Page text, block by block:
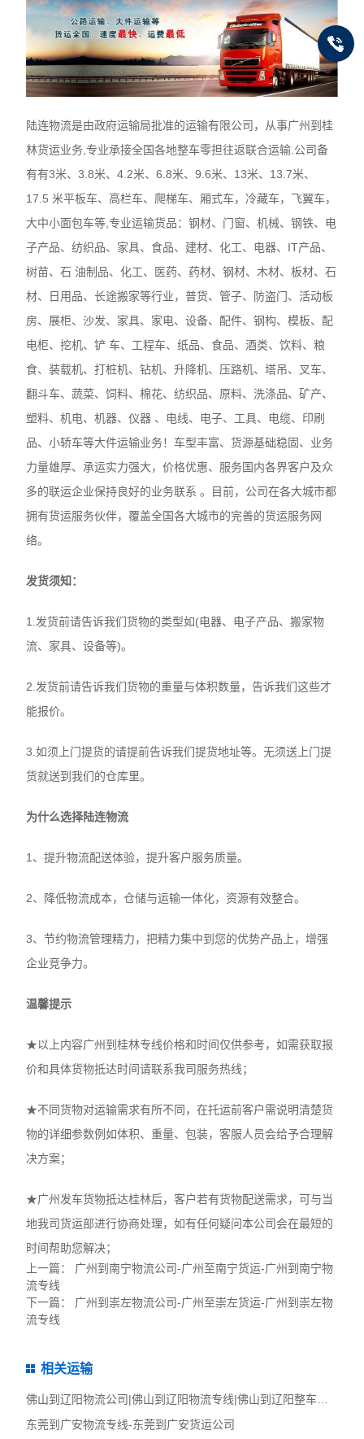
陆连物流是由政府运输局批准的运输有限公司，从事广州到桂
林货运业务,专业承接全国各地整车零担往返联合运输.公司备
有有3米、3.8米、4.2米、6.8米、9.6米、13米、13.7米、
17.5 米平板车、高栏车、爬梯车、厢式车，冷藏车，飞翼车，
大中小面包车等,专业运输货品：钢材、门窗、机械、钢铁、电
子产品、纺织品、家具、食品、建材、化工、电器、IT产品、
树苗、石 油制品、化工、医药、药材、钢材、木材、板材、石
材、日用品、长途搬家等行业，普货、管子、防盗门、活动板
房、展柜、沙发、家具、家电、设备、配件、钢构、模板、配
电柜、挖机、铲 车、工程车、纸品、食品、酒类、饮料、粮
食、装载机、打桩机、钻机、升降机、压路机、塔吊、叉车、
翻斗车、蔬菜、饲料、棉花、纺织品、原料、洗涤品、矿产、
塑料、机电、机器、仪器 、电线、电子、工具、电缆、印刷
品、小轿车等大件运输业务！车型丰富、货源基础稳固、业务
力量雄厚、承运实力强大，价格优惠、服务国内各界客户及众
多的联运企业保持良好的业务联系 。目前，公司在各大城市都
拥有货运服务伙伴，覆盖全国各大城市的完善的货运服务网
络。
发货须知：
1.发货前请告诉我们货物的类型如(电器、电子产品、搬家物
流、家具、设备等)。
2.发货前请告诉我们货物的重量与体积数量，告诉我们这些才
能报价。
3.如须上门提货的请提前告诉我们提货地址等。无须送上门提
货就送到我们的仓库里。
为什么选择陆连物流
1、提升物流配送体验，提升客户服务质量。
2、降低物流成本，仓储与运输一体化，资源有效整合。
3、节约物流管理精力，把精力集中到您的优势产品上，增强
企业竞争力。
温馨提示
★以上内容广州到桂林专线价格和时间仅供参考，如需获取报
价和具体货物抵达时间请联系我司服务热线；
★不同货物对运输需求有所不同，在托运前客户需说明清楚货
物的详细参数例如体积、重量、包装，客服人员会给予合理解
决方案；
★广州发车货物抵达桂林后，客户若有货物配送需求，可与当
地我司货运部进行协商处理，如有任何疑问本公司会在最短的
时间帮助您解决；
上一篇： 广州到南宁物流公司-广州至南宁货运-广州到南宁物
流专线
下一篇： 广州到崇左物流公司-广州至崇左货运-广州到崇左物
流专线
相关运输
佛山到辽阳物流公司|佛山到辽阳物流专线|佛山到辽阳整车货运
东莞到广安物流专线-东莞到广安货运公司